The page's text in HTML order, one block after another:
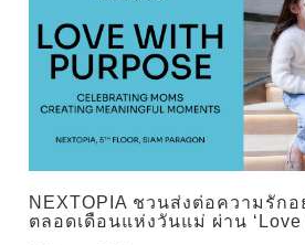
NEXTOPIA ชวนส่งต่อความรัก
ตลอดเดือนแห่งวันแม่ ผ่าน ‘Love